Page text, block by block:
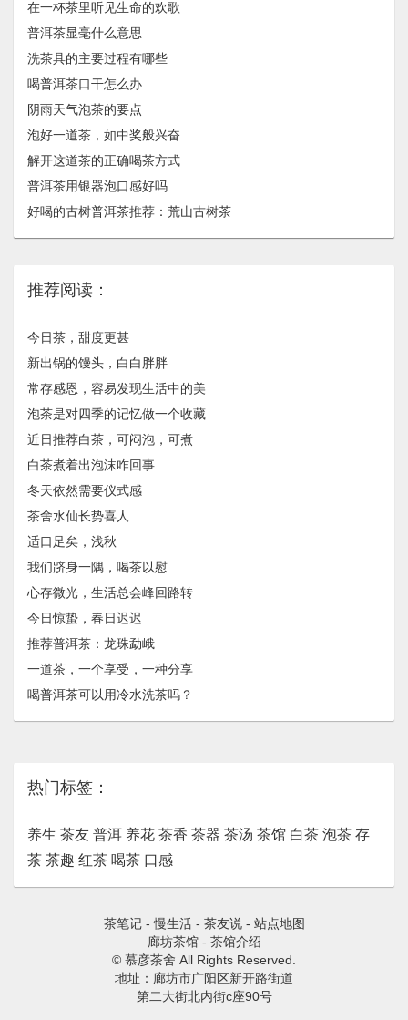
在一杯茶里听见生命的欢歌
普洱茶显毫什么意思
洗茶具的主要过程有哪些
喝普洱茶口干怎么办
阴雨天气泡茶的要点
泡好一道茶，如中奖般兴奋
解开这道茶的正确喝茶方式
普洱茶用银器泡口感好吗
好喝的古树普洱茶推荐：荒山古树茶
推荐阅读：
今日茶，甜度更甚
新出锅的馒头，白白胖胖
常存感恩，容易发现生活中的美
泡茶是对四季的记忆做一个收藏
近日推荐白茶，可闷泡，可煮
白茶煮着出泡沫咋回事
冬天依然需要仪式感
茶舍水仙长势喜人
适口足矣，浅秋
我们跻身一隅，喝茶以慰
心存微光，生活总会峰回路转
今日惊蛰，春日迟迟
推荐普洱茶：龙珠​勐峨
一道茶，一个享受，一种分享
喝普洱茶可以用冷水洗茶吗？
热门标签：
养生 茶友 普洱 养花 茶香 茶器 茶汤 茶馆 白茶 泡茶 存
茶 茶趣 红茶 喝茶 口感
茶笔记-慢生活- 茶友说- 站点地图
廊坊茶馆- 茶馆介绍
© 慕彦茶舍 All Rights Reserved.
地址：廊坊市广阳区新开路街道
第二大街北内街c座90号